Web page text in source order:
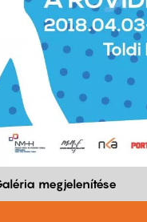
megjelenítése